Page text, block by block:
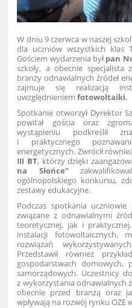
W dniu 9 czerwca w naszej
dla uczniów wszystkich klas
Gościem wydarzenia byłpan
szkoły, a obecnie
branży odnawialnych źródeł
zajmuje się realizacją
uwzględnieniemfotowoltaiki.
Spotkanie otworzył Dyrektor
powitał gościa oraz
wystąpieniu podkreślił
i praktycznego
energetycznych. Zwrócił
III BT, którzy dzięki
na Słońce”
ogólnopolskiego konkursu,
zestawy edukacyjne.
Podczas spotkania
związane z odnawialnymi
teoretycznej, jak i praktycznej.
instalacji fotowoltaicznych,
rozwiązań
Przedstawił również
gospodarstwach domowych,
samorządowych. Uczestnicy
z wykorzystania odnawialnych
obecnie przed branżą oraz
wpływają na rozwój rynku OZE